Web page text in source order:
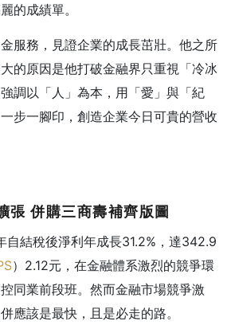
的成績單。
服務，見證企業的成長茁壯。他之所
的原因是他打破金融界只重視「冷冰
調以「人」為本，用「愛」與「紀
步一腳印，創造企業今日可貴的營收
張併購三商壽補齊版圖
自結稅後淨利年成長31.2%，達342.9
）2.12元，在金融體系激烈的競爭環
同業前段班。然而金融市場競爭激
應該是最快，且是必走的路。